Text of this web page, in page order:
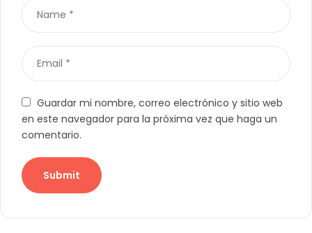
Guardar mi nombre, correo electrónico y sitio web
en este navegador para la próxima vez que haga un
comentario.